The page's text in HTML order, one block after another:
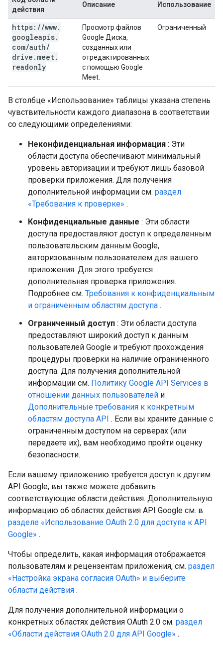
действия
Описание Использование
https: //www.
googleapis.
com/auth/
drive . meet.
readonly
Просмотр файлов
Google Диска,
созданных или
отредактированных
с помощью Google
Meet.
Ограниченный
В столбце «Использование» таблицы указана степень
чувствительности каждого диапазона в соответствии
со следующими определениями:
Неконфиденциальная информация : Эти
области доступа обеспечивают минимальный
уровень авторизации и требуют лишь базовой
проверки приложения. Для получения
дополнительной информации см. раздел
«Требования к проверке» .
Конфиденциальные данные : Эти области
доступа предоставляют доступ к определенным
пользовательским данным Google,
авторизованным пользователем для вашего
приложения. Для этого требуется
дополнительная проверка приложения.
Подробнее см. Требования к конфиденциальным
и ограниченным областям доступа .
Ограниченный доступ : Эти области доступа
предоставляют широкий доступ к данным
пользователей Google и требуют прохождения
процедуры проверки на наличие ограниченного
доступа. Для получения дополнительной
информации см. Политику Google API Services в
отношении данных пользователей и
Дополнительные требования к конкретным
областям доступа API . Если вы храните данные с
ограниченным доступом на серверах (или
передаете их), вам необходимо пройти оценку
безопасности.
Если вашему приложению требуется доступ к другим
API Google, вы также можете добавить
соответствующие области действия. Дополнительную
информацию об областях действия API Google см. в
разделе «Использование OAuth 2.0 для доступа к API
Google» .
Чтобы определить, какая информация отображается
пользователям и рецензентам приложения, см. раздел
«Настройка экрана согласия OAuth» и выберите
области действия .
Для получения дополнительной информации о
конкретных областях действия OAuth 2.0 см. раздел
«Области действия OAuth 2.0 для API Google» .